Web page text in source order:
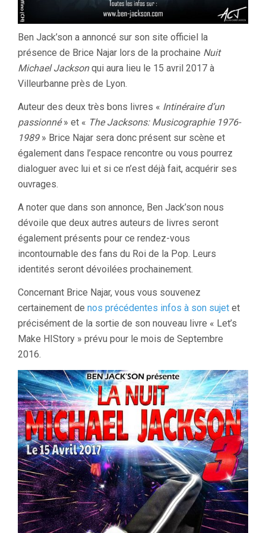
Ben Jack’son a annoncé sur son site officiel la
présence de Brice Najar lors de la prochaine Nuit
Michael Jacksonqui aura lieu le 15 avril 2017 à
Villeurbanne près de Lyon.
Auteur des deux très bons livres « Intinéraire d’un
passionné» et « The Jacksons: Musicographie 1976-
1989» Brice Najar sera donc présent sur scène et
également dans l’espace rencontre ou vous pourrez
dialoguer avec lui et si ce n’est déjà fait, acquérir ses
ouvrages.
A noter que dans son annonce, Ben Jack’son nous
dévoile que deux autres auteurs de livres seront
également présents pour ce rendez-vous
incontournable des fans du Roi de la Pop. Leurs
identités seront dévoilées prochainement.
Concernant Brice Najar, vous vous souvenez
certainement de nos précédentes infos à son sujet et
précisément de la sortie de son nouveau livre « Let’s
Make HIStory » prévu pour le mois de Septembre
2016.